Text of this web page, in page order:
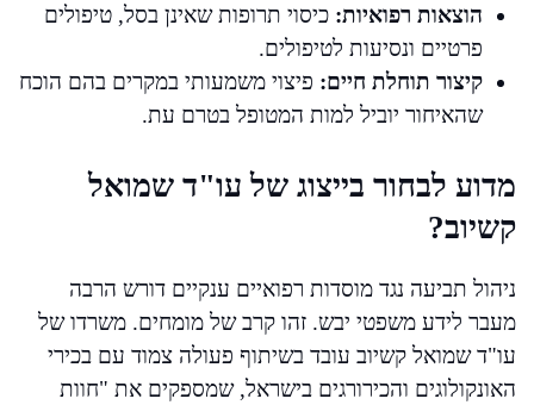
הוצאות רפואיות: כיסוי תרופות שאינן בסל, טיפולים
פרטיים ונסיעות לטיפולים.
קיצור תוחלת חיים: פיצוי משמעותי במקרים בהם הוכח
שהאיחור יוביל למות המטופל בטרם עת.
מדוע לבחור בייצוג של עו"ד שמואל
קשיוב?
ניהול תביעה נגד מוסדות רפואיים ענקיים דורש הרבה
מעבר לידע משפטי יבש. זהו קרב של מומחים. משרדו של
עו"ד שמואל קשיוב עובד בשיתוף פעולה צמוד עם בכירי
האונקולוגים והכירורגים בישראל, שמספקים את "חוות